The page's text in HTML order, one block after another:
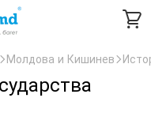
Молдова и Кишинев